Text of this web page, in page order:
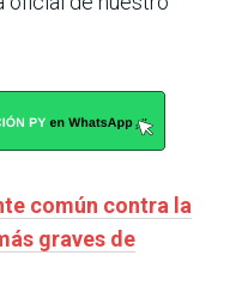
común contra la
graves de